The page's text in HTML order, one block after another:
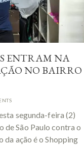
ENTRAM NA
NO BAIRRO
segunda-feira (2)
de São Paulo contra o
ação é o Shopping